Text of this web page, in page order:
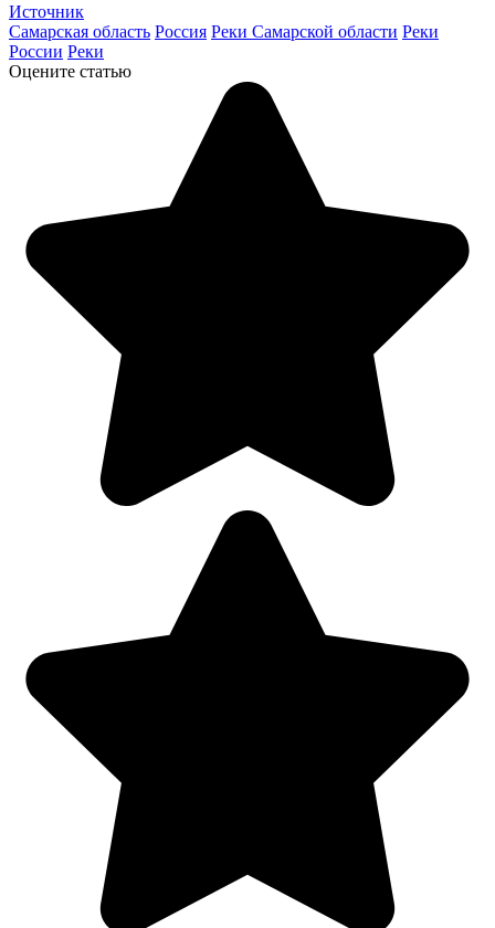
Источник
Самарская область Россия Реки Самарской области Реки
России Реки
Оцените статью